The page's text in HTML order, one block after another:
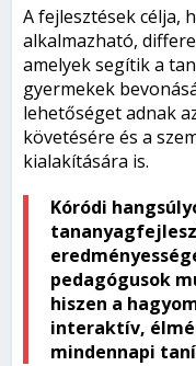
A fejlesztések célja,
alkalmazható,
amelyek segítik a
gyermekek
lehetőséget adnak
követésére és a
kialakítására is.
Kóródi
pedagógusok
hiszen a
interaktív,
mindennapi